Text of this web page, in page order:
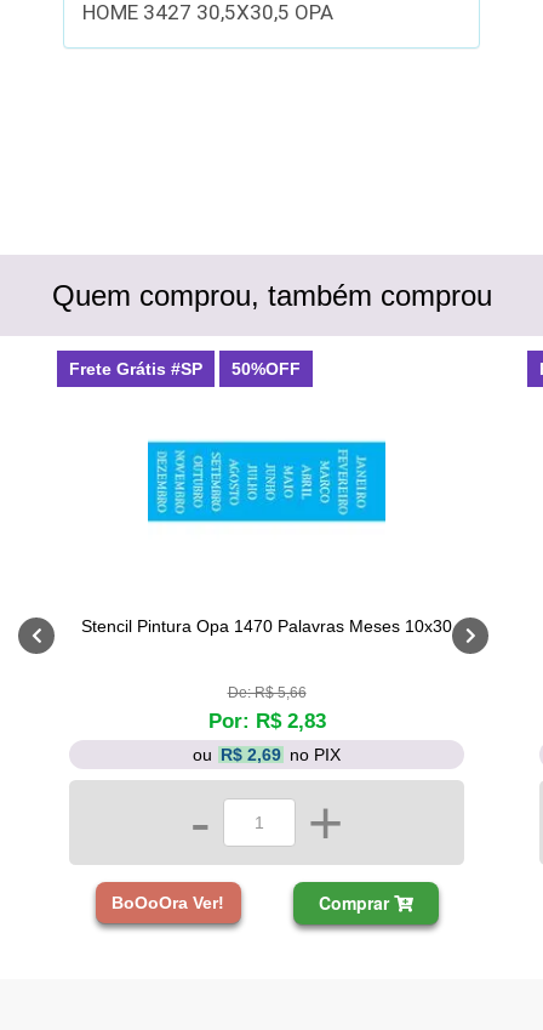
HOME 3427 30,5X30,5 OPA
Quem comprou, também comprou
Stencil Pintura Opa 1470 Palavras Meses 10x30
De: R$ 5,66
Por: R$ 2,83
ou R$ 2,69 no PIX
- +
BoOoOra Ver! Comprar
Frete Grátis #SP 50%OFF